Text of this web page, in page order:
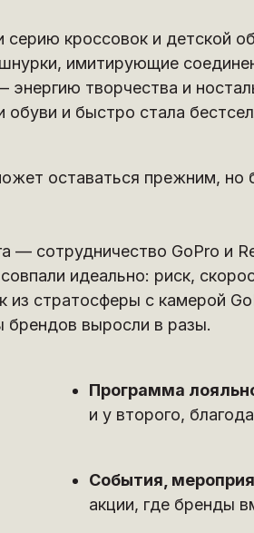
кроссовок и детской
имитирующие
энергию творчества и
и быстро стала
оставаться прежним,
— сотрудничество GoPro и
идеально: риск,
стратосферы с камерой
брендов выросли в разы.
Программа
и у второго,
События,
акции, где бренды